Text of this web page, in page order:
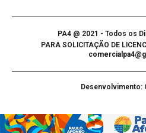
PA4 @ 2021 - Todos os
PARA SOLICITAÇÃO DE
Desenvolvimento: